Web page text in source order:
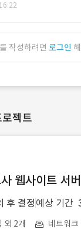
작성하려면 로그인
젝트
웹사이트 서
후 결정 예상 기간
외 2개 네트워크